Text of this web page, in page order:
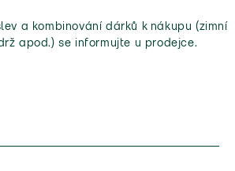
a kombinování dárků k nákupu (zimní
apod.) se informujte u prodejce.